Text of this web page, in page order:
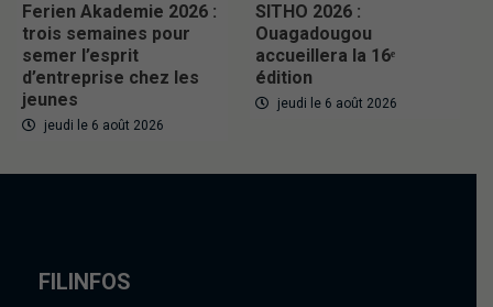
Ferien Akademie 2026 :
trois semaines pour
semer l’esprit
d’entreprise chez les
jeunes
jeudi le 6 août 2026
SITHO 2026 :
Ouagadougou
accueillera la 16ᵉ
édition
jeudi le 6 août 2026
FILINFOS